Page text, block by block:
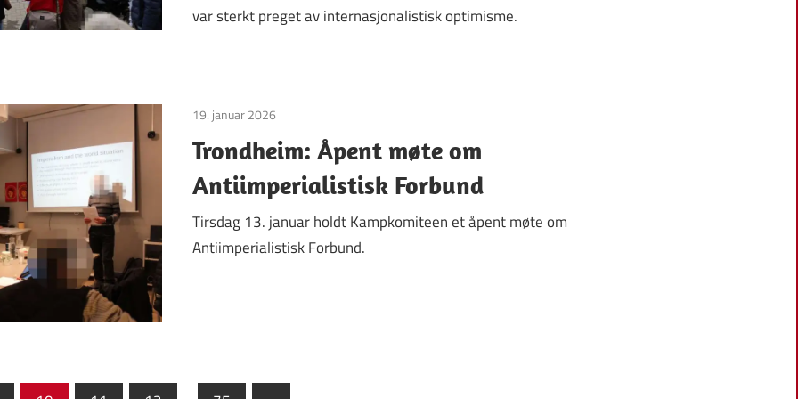
var sterkt preget av internasjonalistisk optimisme.
19. januar 2026
Trondheim: Åpent møte om
Antiimperialistisk Forbund
Tirsdag 13. januar holdt Kampkomiteen et åpent møte om
Antiimperialistisk Forbund.